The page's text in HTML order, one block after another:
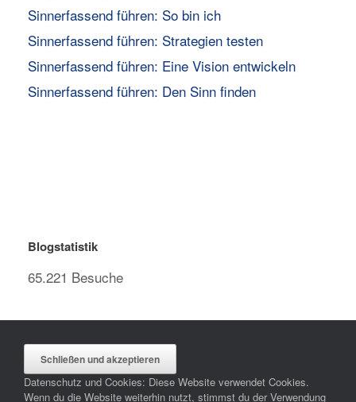
Sinnerfassend führen: So bin ich
Sinnerfassend führen: Strategien testen
Sinnerfassend führen: Eine Vision entwickeln
Sinnerfassend führen: Den Sinn finden
Blogstatistik
65.221 Besuche
Datenschutz und Cookies: Diese Website verwendet Cookies.
Wenn du die Website weiterhin nutzt, stimmst du der Verwendung